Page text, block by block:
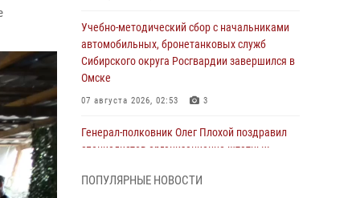
Учебно-методический сбор с начальниками
автомобильных, бронетанковых служб
Сибирского округа Росгвардии завершился в
Омске
07 августа 2026, 02:53 3
Генерал-полковник Олег Плохой поздравил
специалистов организационно-штатных
профессиональным праздником
ПОПУЛЯРНЫЕ НОВОСТИ